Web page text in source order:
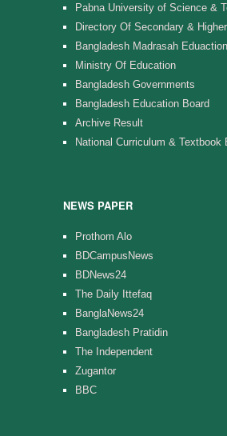
Pabna University of Science &
Directory Of Secondary &
Bangladesh Madrasah
Ministry Of Education
Bangladesh Governments
Bangladesh Education Board
Archive Result
National Curriculum & Textbook
NEWS PAPER
Prothom Alo
BDCampusNews
BDNews24
The Daily Ittefaq
BanglaNews24
Bangladesh Pratidin
The Independent
Zugantor
BBC